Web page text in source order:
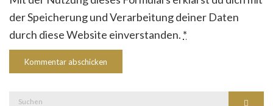
der Speicherung und Verarbeitung deiner Daten
durch diese Website einverstanden. *